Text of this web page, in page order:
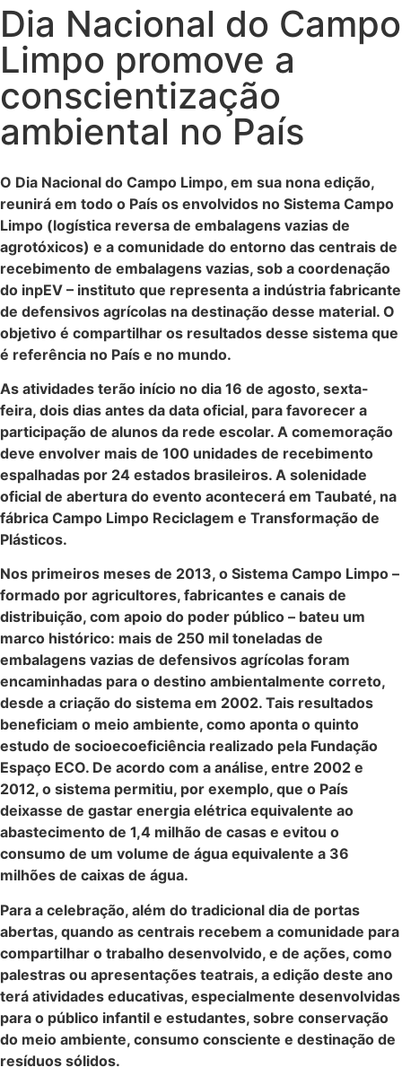
Dia Nacional do Campo
Limpo promove a
conscientização
ambiental no País
O Dia Nacional do Campo Limpo, em sua nona edição,
reunirá em todo o País os envolvidos no Sistema Campo
Limpo (logística reversa de embalagens vazias de
agrotóxicos) e a comunidade do entorno das centrais de
recebimento de embalagens vazias, sob a coordenação
do inpEV – instituto que representa a indústria fabricante
de defensivos agrícolas na destinação desse material. O
objetivo é compartilhar os resultados desse sistema que
é referência no País e no mundo.
As atividades terão início no dia 16 de agosto, sexta-
feira, dois dias antes da data oficial, para favorecer a
participação de alunos da rede escolar. A comemoração
deve envolver mais de 100 unidades de recebimento
espalhadas por 24 estados brasileiros. A solenidade
oficial de abertura do evento acontecerá em Taubaté, na
fábrica Campo Limpo Reciclagem e Transformação de
Plásticos.
Nos primeiros meses de 2013, o Sistema Campo Limpo –
formado por agricultores, fabricantes e canais de
distribuição, com apoio do poder público – bateu um
marco histórico: mais de 250 mil toneladas de
embalagens vazias de defensivos agrícolas foram
encaminhadas para o destino ambientalmente correto,
desde a criação do sistema em 2002. Tais resultados
beneficiam o meio ambiente, como aponta o quinto
estudo de socioecoeficiência realizado pela Fundação
Espaço ECO. De acordo com a análise, entre 2002 e
2012, o sistema permitiu, por exemplo, que o País
deixasse de gastar energia elétrica equivalente ao
abastecimento de 1,4 milhão de casas e evitou o
consumo de um volume de água equivalente a 36
milhões de caixas de água.
Para a celebração, além do tradicional dia de portas
abertas, quando as centrais recebem a comunidade para
compartilhar o trabalho desenvolvido, e de ações, como
palestras ou apresentações teatrais, a edição deste ano
terá atividades educativas, especialmente desenvolvidas
para o público infantil e estudantes, sobre conservação
do meio ambiente, consumo consciente e destinação de
resíduos sólidos.